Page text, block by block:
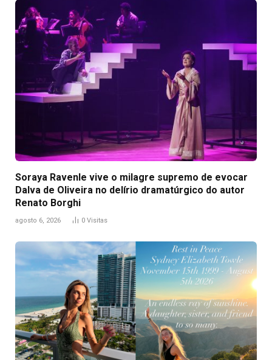
Soraya Ravenle vive o milagre supremo de evocar
Dalva de Oliveira no delírio dramatúrgico do autor
Renato Borghi
agosto 6, 2026 0 Visitas